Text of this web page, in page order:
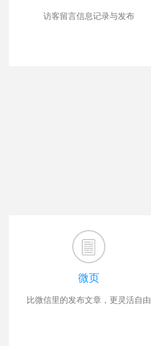
访客留言信息记录与发布
微页
比微信里的发布文章，更灵活自由